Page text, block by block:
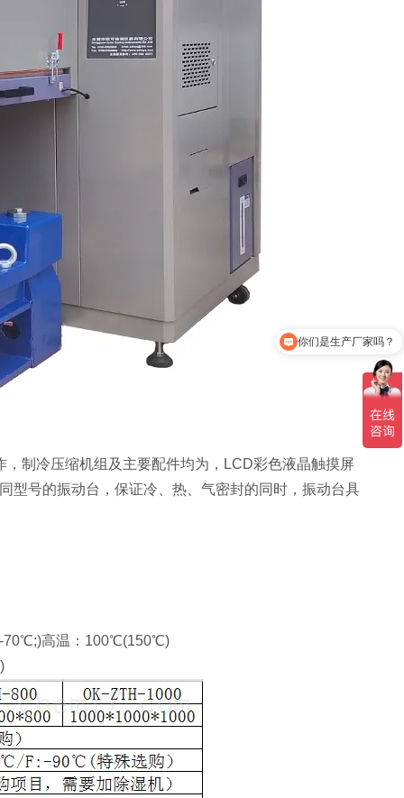
冷压缩机组及主要配件均为，LCD彩色液晶触摸屏
型号的振动台，保证冷、热、气密封的同时，振动台具
高温：100℃(150℃)
你们是生产厂家吗？